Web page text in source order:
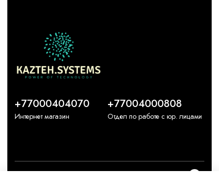
+77000404070
Интернет магазин
+77004000808
Отдел по работе с юр. лицами